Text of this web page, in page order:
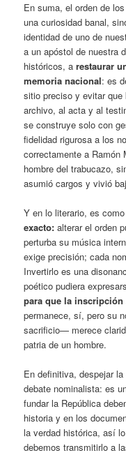
En suma, el orden de
una curiosidad banal,
identidad de uno de
a un apóstol de nuestra
históricos, arestaurar
memoria nacional: es
sitio preciso y evitar que
archivo, al acta y al
se construye solo con
fidelidad rigurosa a los
correctamente a Ramón
hombre del trabucazo,
asumió cargos y vivió
Y en lo literario, es
exacto: alterar el orden
perturba su música
exige precisión; cada
Invertirlo es una
poético pudiera
para que la
permanece, sí, pero su
sacrificio— merece
patria de un hombre.
En definitiva, despejar
debate nominalista: es
fundar la República
historia y en los
la verdad histórica, así
debemos transmitirlo a